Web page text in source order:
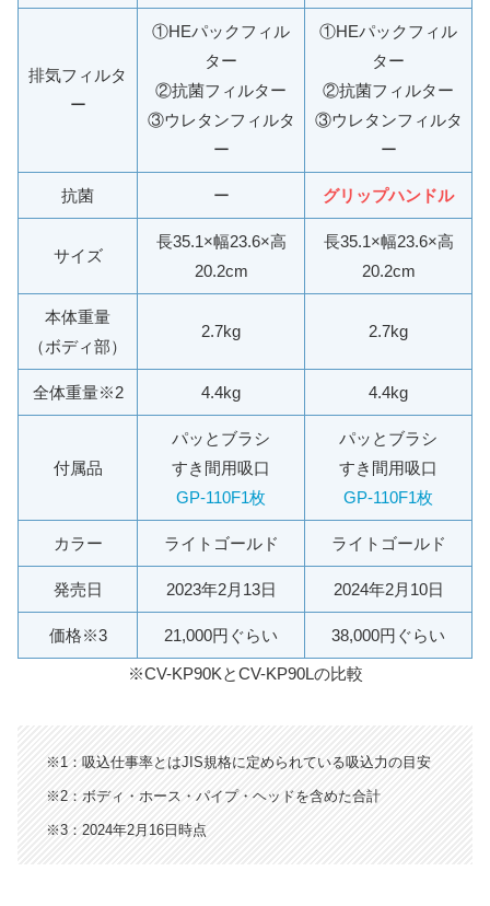
排気フィルタ
ー
①HEパックフィル
ター
②抗菌フィルター
③ウレタンフィルタ
ー
①HEパックフィル
ター
②抗菌フィルター
③ウレタンフィルタ
ー
抗菌 ー グリップハンドル
サイズ
長35.1×幅23.6×高
20.2cm
長35.1×幅23.6×高
20.2cm
本体重量
（ボディ部）
2.7kg 2.7kg
全体重量※2 4.4kg 4.4kg
付属品
パッとブラシ
すき間用吸口
GP-110F1枚
パッとブラシ
すき間用吸口
GP-110F1枚
カラー ライトゴールド ライトゴールド
発売日 2023年2月13日 2024年2月10日
価格※3 21,000円ぐらい 38,000円ぐらい
※CV-KP90KとCV-KP90Lの比較
※1：吸込仕事率とはJIS規格に定められている吸込力の目安
※2：ボディ・ホース・パイプ・ヘッドを含めた合計
※3：2024年2月16日時点